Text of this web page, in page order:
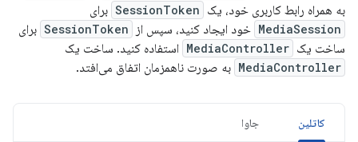
به همراه رابط کاربری خود، یک SessionToken برای
MediaSession خود ایجاد کنید، سپس از SessionToken برای
ساخت یک MediaController استفاده کنید. ساخت یک
MediaController به صورت ناهمزمان اتفاق می‌افتد.
کاتلین جاوا